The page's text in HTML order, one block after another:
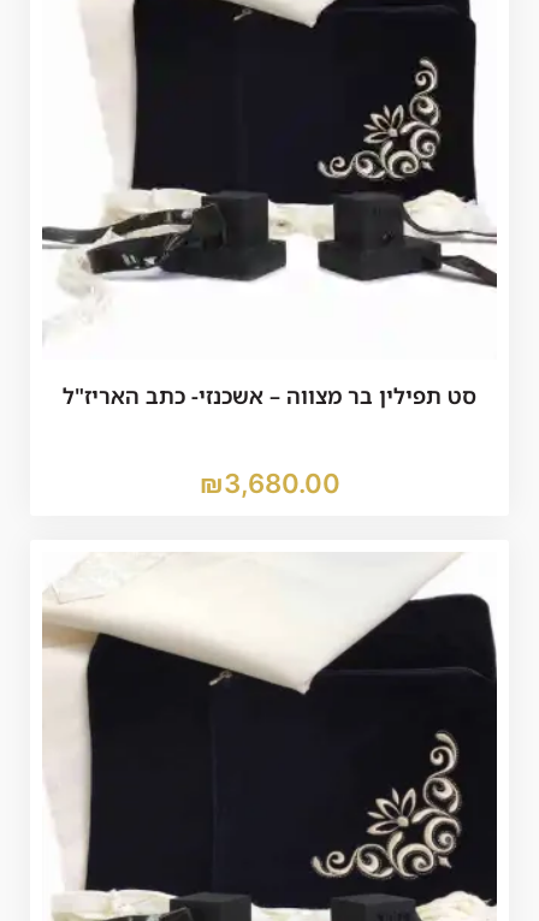
סט תפילין בר מצווה – אשכנזי- כתב האריז"ל
₪3,680.00